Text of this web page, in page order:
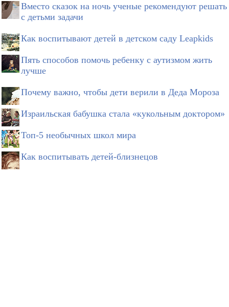
Вместо сказок на ночь ученые рекомендуют решать
с детьми задачи
Как воспитывают детей в детском саду Leapkids
Пять способов помочь ребенку с аутизмом жить
лучше
Почему важно, чтобы дети верили в Деда Мороза
Израильская бабушка стала «кукольным доктором»
Топ-5 необычных школ мира
Как воспитывать детей-близнецов